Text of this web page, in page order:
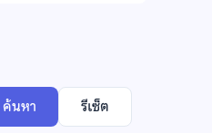
ค้นหา รีเซ็ต